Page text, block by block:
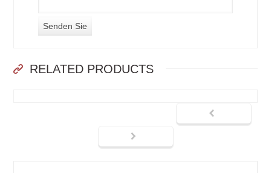
RELATED PRODUCTS